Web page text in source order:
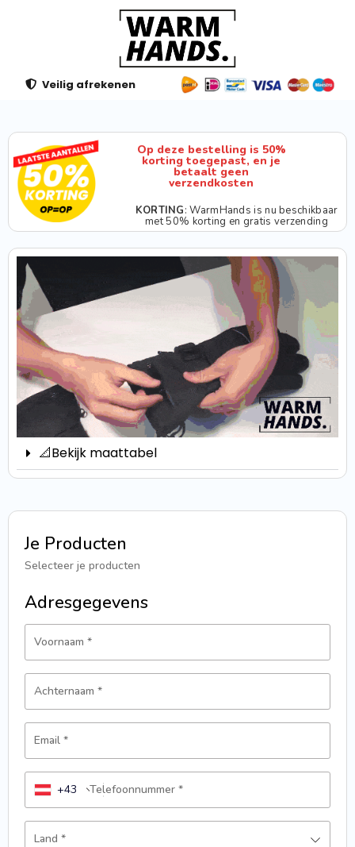
Veilig afrekenen
Op deze bestelling is 50%
korting toegepast, en je
betaalt geen
verzendkosten
KORTING: WarmHands is nu beschikbaar
met 50% korting en gratis verzending
📐Bekijk maattabel
Je Producten
Selecteer je producten
Adresgegevens
Voornaam *
Achternaam *
Email *
Telefoonnummer *
+43
Land *